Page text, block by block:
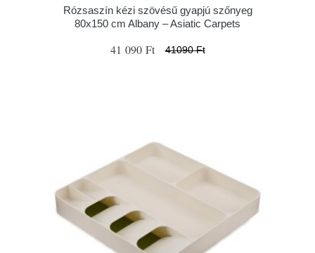
Rózsaszín kézi szövésű gyapjú szőnyeg
80x150 cm Albany – Asiatic Carpets
41 090 Ft 41090 Ft